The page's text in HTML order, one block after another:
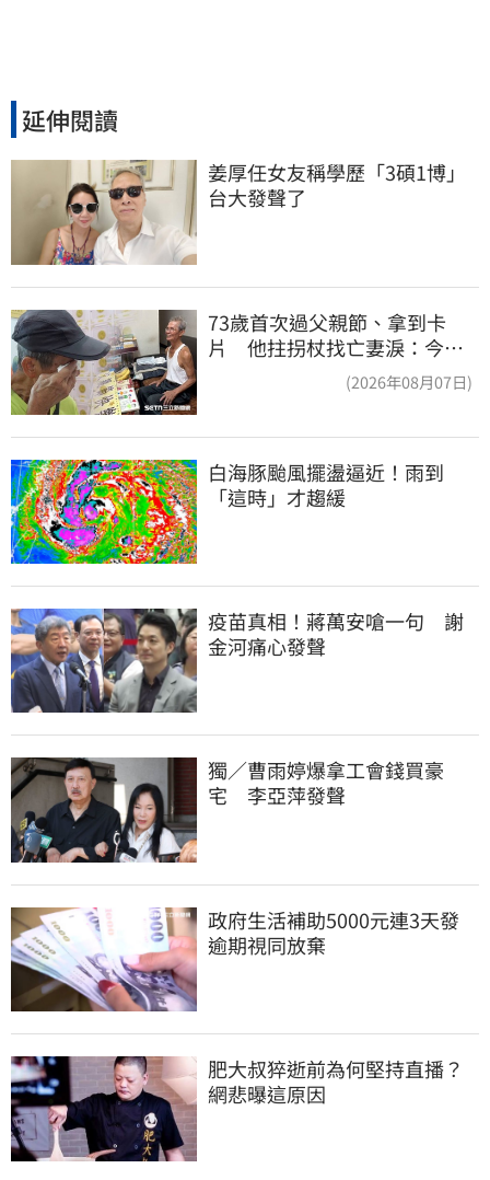
延伸閱讀
姜厚任女友稱學歷「3碩1博」
台大發聲了
73歲首次過父親節、拿到卡
片 他拄拐杖找亡妻淚：今天
好多人來幫我慶祝(2026年08月07日)
白海豚颱風擺盪逼近！雨到
「這時」才趨緩
疫苗真相！蔣萬安嗆一句　謝
金河痛心發聲
獨／曹雨婷爆拿工會錢買豪
宅　李亞萍發聲
政府生活補助5000元連3天發
逾期視同放棄
肥大叔猝逝前為何堅持直播？
網悲曝這原因